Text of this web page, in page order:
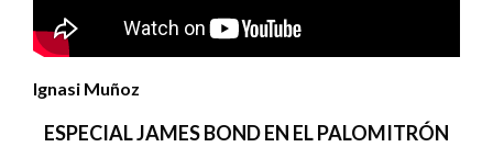
Ignasi Muñoz
ESPECIAL JAMES BOND EN EL PALOMITRÓN